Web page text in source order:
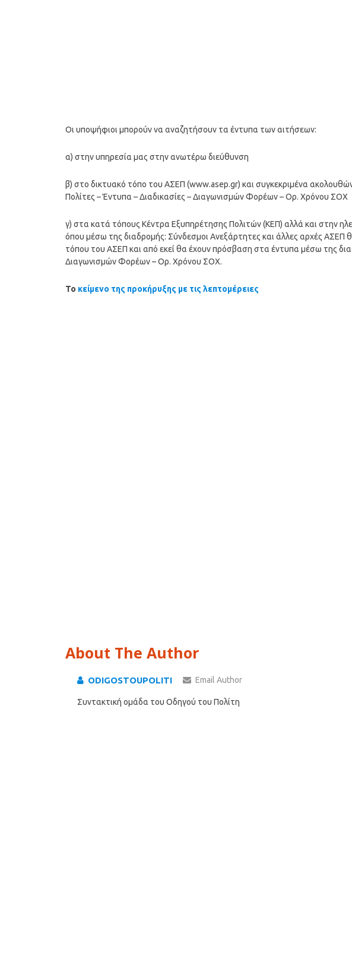
Οι υποψήφιοι μπορούν να αναζητήσουν τα έντυπα των αιτήσεων:
α) στην υπηρεσία μας στην ανωτέρω διεύθυνση
β) στο δικτυακό τόπο του ΑΣΕΠ (www.asep.gr) και συγκεκριμένα
Πολίτες – Έντυπα – Διαδικασίες – Διαγωνισμών Φορέων – Ορ. Χρόνου ΣΟΧ
γ) στα κατά τόπους Κέντρα Εξυπηρέτησης Πολιτών (ΚΕΠ) αλλά και στην
όπου μέσω της διαδρομής: Σύνδεσμοι Ανεξάρτητες και άλλες αρχές ΑΣΕΠ
τόπου του ΑΣΕΠ και από εκεί θα έχουν πρόσβαση στα έντυπα μέσω της
Διαγωνισμών Φορέων – Ορ. Χρόνου ΣΟΧ.
Το κείμενο της προκήρυξης με τις λεπτομέρειες
About The Author
ODIGOSTOUPOLITI Email Author
Συντακτική ομάδα του Οδηγού του Πολίτη